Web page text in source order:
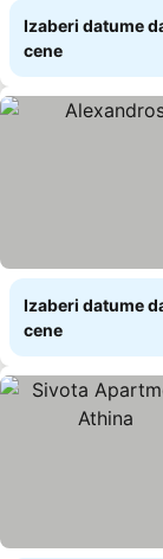
Izaberi datume
cene
Izaberi datume
cene